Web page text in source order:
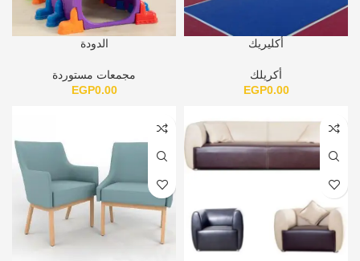
أكليريك
أكريلك
EGP0.00
الدودة
مجمعات مستوردة
EGP0.00